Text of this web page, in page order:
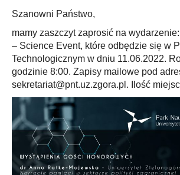
Szanowni Państwo,
mamy zaszczyt zaprosić na
– Science Event, które odbędzie się w
Technologicznym w dniu 11.06.2022.
godzinie 8:00. Zapisy mailowe pod
sekretariat@pnt.uz.zgora.pl. Ilość